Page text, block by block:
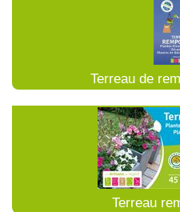
Terreau de
Terreau